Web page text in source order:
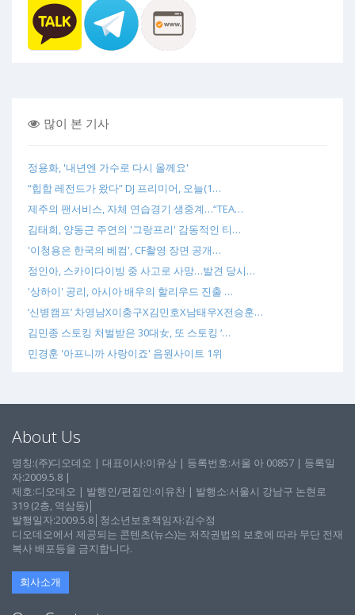
많이 본 기사
정용화, '내년엔 가수로 다시 올께요'
“힙합 레전드가 왔다” DJ 프리미어, 오늘(1…
제주의 팬서비스, 자체 연습경기 생중계…“TEA…
김태희, 양동근 주연의 '그랑프리' 감동적인 티…
'이청용은 한국의 베컴', CF촬영 장면 공개…
정인아, 스카이다이빙 중 사고로 사망…발견 당시…
'상하이' 공리, 아시아 배우의 할리우드 진출 …
‘신병캠프’ 차영남X이충구X김민호X남태우X전승훈…
김민종 스토킹 처벌받은 30대女, 또 스토킹 ‘…
민경훈 '아프니까 사랑이죠' 음원사이트 1위
About Us
명칭:(주)디오데오 | 대표이사:이유상 | 등록번호:서울 아 00857 | 등록일
자:2009.5.8 |
제호:디오데오 | 발행인/편집인:이유찬 | 발행소:서울시 강남구 논현로
319 (2층, 역삼동)│
발행일자:2009.5.8│청소년보호책임자:김수정
디오데오에서 제공되는 콘텐츠(뉴스)는 저작권법의 보호에 따라 무단 전재
복사 배포등을 금지합니다.
회사소개